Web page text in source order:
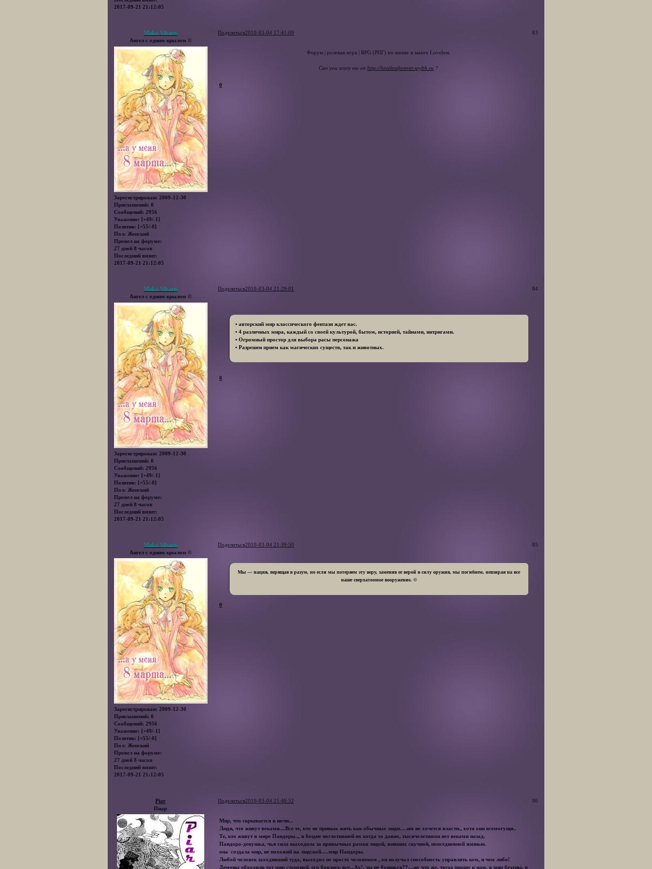
2017-09-21 21:12:05
Поделиться 83
2010-03-04 17:41:09
Maka Albarn
Ангел с одним крылом ©
Зарегистрирован: 2009-12-30
Приглашений: 0
Сообщений: 2956
Уважение: [+49/-1]
Позитив: [+55/-0]
Пол: Женский
Провел на форуме:
27 дней 8 часов
Последний визит:
2017-09-21 21:12:05
Форум | ролевая игра | RPG (РПГ) по аниме и манге Loveless.
Can you scary me onhttp://lovelessforever.spybb.ru ?
0
Поделиться 84
2010-03-04 21:29:01
Maka Albarn
Ангел с одним крылом ©
Зарегистрирован: 2009-12-30
Приглашений: 0
Сообщений: 2956
Уважение: [+49/-1]
Позитив: [+55/-0]
Пол: Женский
Провел на форуме:
27 дней 8 часов
Последний визит:
2017-09-21 21:12:05
• авторский мир классического фентази ждет вас.
• 4 различных мира, каждый со своей культурой, бытом, историей, тайнами, интригами.
• Огромный простор для выбора расы персонажа
• Разрешен прием как магических существ, так и животных.
0
Поделиться 85
2010-03-04 21:39:50
Maka Albarn
Ангел с одним крылом ©
Зарегистрирован: 2009-12-30
Приглашений: 0
Сообщений: 2956
Уважение: [+49/-1]
Позитив: [+55/-0]
Пол: Женский
Провел на форуме:
27 дней 8 часов
Последний визит:
2017-09-21 21:12:05
Мы — нация, верящая в разум, но если мы потеряем эту веру, заменив ее верой в силу оружия, мы погибнем, невзирая на все
наше сверхатомное вооружение. ©
0
Поделиться 86
2010-03-04 21:46:52
Piar
Пиар
Мир, что скрывается в ночи...
Люди, что живут веками....Все те, кто не привык жить как обычные люди.....им не хочется власти., хотя они всемогущи..
Те, кто живут в мире Пандоры.., в бездне поглотившей их когда то давно, тысячелетиями нет веками назад.
Пандора-девушка, чья сила выходила за привычные рамки людей, живших скучной, повседневной жизнью.
она создала мир, не похожий на людской.....мир Пандоры.
Любой человек заходивший туда, выходил не просто человеком , он получал способность управлять кем, и чем либо!
Демоны обходили тот мир стороной, его боялись все...Ах!, ты не боишься??,...ну что же, тогда прошу к нам, в мир бездны, в